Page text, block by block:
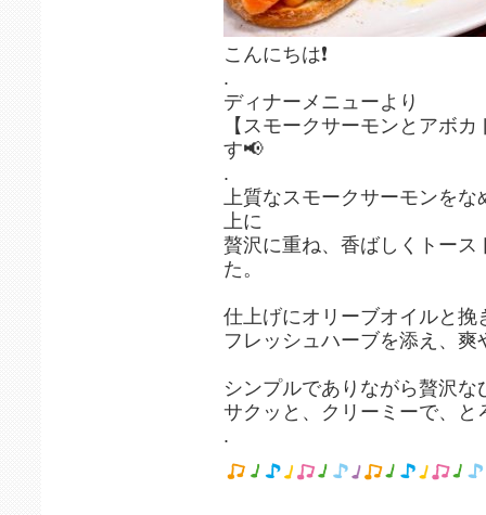
こんにちは❗️
.
ディナーメニューより
【スモークサーモンとアボ
す📢
.
上質なスモークサーモンを
上に
贅沢に重ね、香ばしくトー
た。
仕上げにオリーブオイルと挽
フレッシュハーブを添え、
シンプルでありながら贅沢な
サクッと、クリーミーで、
.